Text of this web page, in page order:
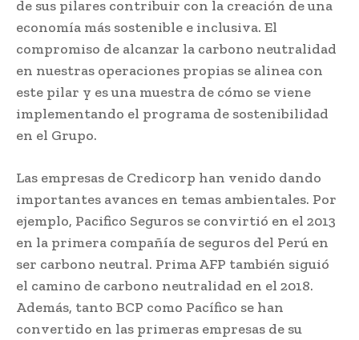
de sus pilares contribuir con la creación de una
economía más sostenible e inclusiva. El
compromiso de alcanzar la carbono neutralidad
en nuestras operaciones propias se alinea con
este pilar y es una muestra de cómo se viene
implementando el programa de sostenibilidad
en el Grupo.
Las empresas de Credicorp han venido dando
importantes avances en temas ambientales. Por
ejemplo, Pacifico Seguros se convirtió en el 2013
en la primera compañía de seguros del Perú en
ser carbono neutral. Prima AFP también siguió
el camino de carbono neutralidad en el 2018.
Además, tanto BCP como Pacífico se han
convertido en las primeras empresas de su